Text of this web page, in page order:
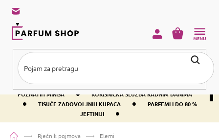
sadržaj
BESPLATNA DOSTAVA IZNAD PRIBLIŽNO 37 € •
400+ SVJETSKI
POZNATIH MIRISA
• KORISNIČKA SLUŽBA RADNIM DANIMA
• TISUĆE ZADOVOLJNIH KUPACA •
PARFEMI I DO 80 %
JEFTINIJI
•
KOŠARICA
PočetnaRječnik pojmova Elemi